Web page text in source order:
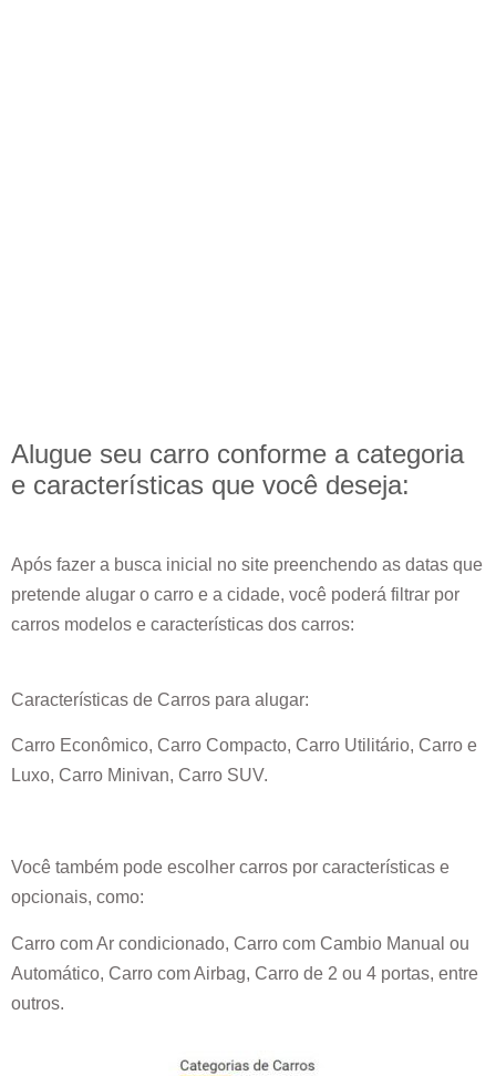
Alugue seu carro conforme a categoria
e características que você deseja:
Após fazer a busca inicial no site preenchendo as datas que
pretende alugar o carro e a cidade, você poderá filtrar por
carros modelos e características dos carros:
Características de Carros para alugar:
Carro Econômico, Carro Compacto, Carro Utilitário, Carro e
Luxo, Carro Minivan, Carro SUV.
Você também pode escolher carros por características e
opcionais, como:
Carro com Ar condicionado, Carro com Cambio Manual ou
Automático, Carro com Airbag, Carro de 2 ou 4 portas, entre
outros.